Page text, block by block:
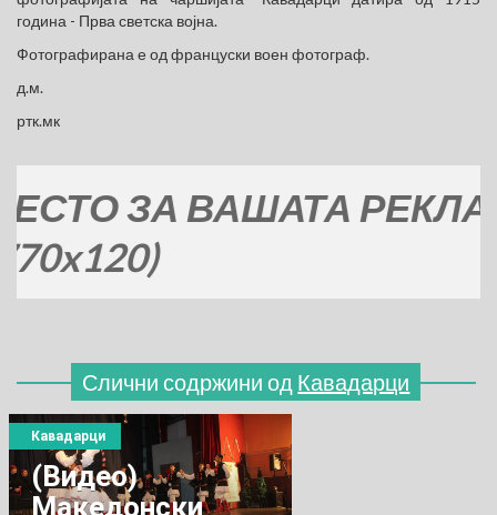
година - Прва светска војна.
Фотографирана е од француски воен фотограф.
д.м.
ртк.мк
ЗА ВАШАТА РЕКЛАМА
Слични содржини од Кавадарци
(Видео)
Македонски
Кавадарци